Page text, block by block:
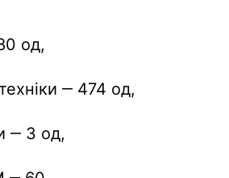
од,
‒ 474 од,
‒ 3 од,